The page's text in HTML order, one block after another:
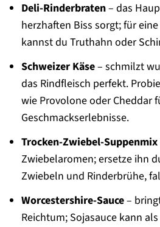
Deli-Rinderbraten– das
herzhaften Biss sorgt; für
kannst du Truthahn oder
Schweizer Käse– schmilzt
das Rindfleisch perfekt.
wie Provolone oder Cheddar
Geschmackserlebnisse.
Trocken-Zwiebel-Suppenmix
Zwiebelaromen; ersetze ihn
Zwiebeln und Rinderbrühe,
Worcestershire-Sauce–
Reichtum; Sojasauce kann